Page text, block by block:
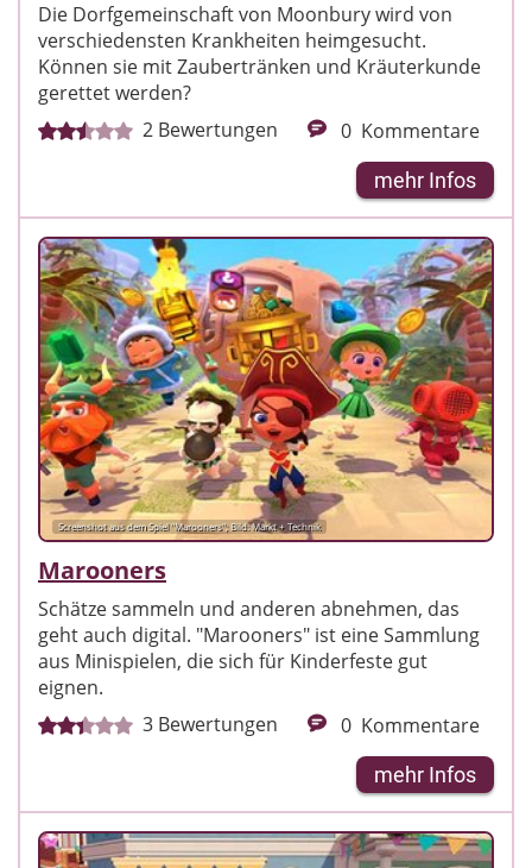
Die Dorfgemeinschaft von Moonbury wird von
verschiedensten Krankheiten heimgesucht.
Können sie mit Zaubertränken und Kräuterkunde
gerettet werden?
2 Bewertungen 0 Kommentare
mehr Infos
Screenshot aus dem Spiel "Marooners"; Bild: Markt + Technik
Marooners
Schätze sammeln und anderen abnehmen, das
geht auch digital. "Marooners" ist eine Sammlung
aus Minispielen, die sich für Kinderfeste gut
eignen.
3 Bewertungen 0 Kommentare
mehr Infos